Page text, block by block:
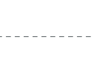
– – – – – – – – – –